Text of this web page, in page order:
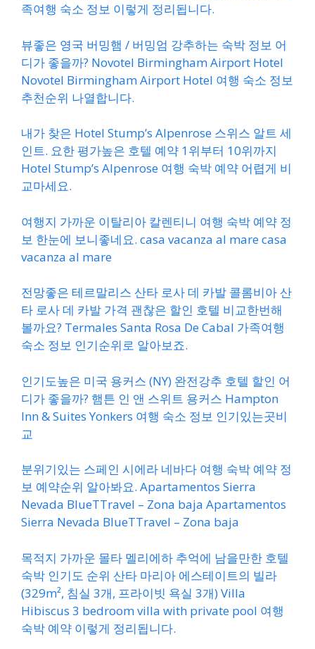
족여행 숙소 정보 이렇게 정리됩니다.
뷰좋은 영국 버밍햄 / 버밍엄 강추하는 숙박 정보 어
디가 좋을까? Novotel Birmingham Airport Hotel
Novotel Birmingham Airport Hotel 여행 숙소 정보
추천순위 나열합니다.
내가 찾은 Hotel Stump’s Alpenrose 스위스 알트 세
인트. 요한 평가높은 호텔 예약 1위부터 10위까지
Hotel Stump’s Alpenrose 여행 숙박 예약 어렵게 비
교마세요.
여행지 가까운 이탈리아 칼렌티니 여행 숙박 예약 정
보 한눈에 보니좋네요. casa vacanza al mare casa
vacanza al mare
전망좋은 테르말리스 산타 로사 데 카발 콜롬비아 산
타 로사 데 카발 가격 괜찮은 할인 호텔 비교한번해
볼까요? Termales Santa Rosa De Cabal 가족여행
숙소 정보 인기순위로 알아보죠.
인기도높은 미국 용커스 (NY) 완전강추 호텔 할인 어
디가 좋을까? 햄튼 인 앤 스위트 용커스 Hampton
Inn & Suites Yonkers 여행 숙소 정보 인기있는곳비
교
분위기있는 스페인 시에라 네바다 여행 숙박 예약 정
보 예약순위 알아봐요. Apartamentos Sierra
Nevada BlueTTravel – Zona baja Apartamentos
Sierra Nevada BlueTTravel – Zona baja
목적지 가까운 몰타 멜리에하 추억에 남을만한 호텔
숙박 인기도 순위 산타 마리아 에스테이트의 빌라
(329m², 침실 3개, 프라이빗 욕실 3개) Villa
Hibiscus 3 bedroom villa with private pool 여행
숙박 예약 이렇게 정리됩니다.